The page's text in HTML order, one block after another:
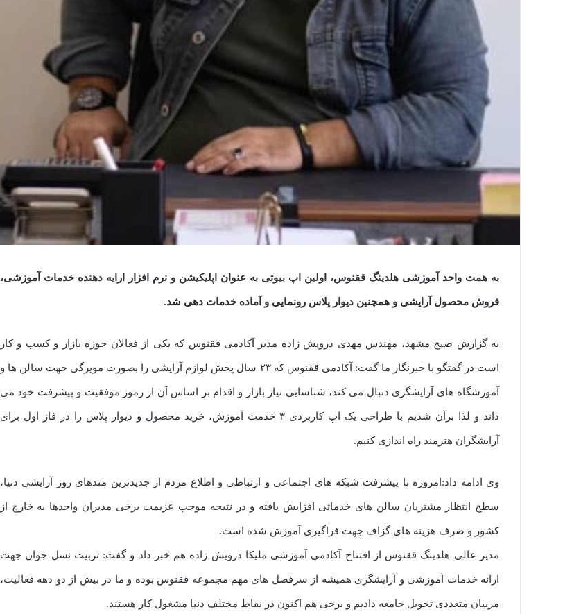
به همت واحد آموزشی هلدینگ ققنوس، اولین اپ بیوتی به عنوان اپلیکیشن و نرم افزار ارایه دهنده خدمات آموزشی،
فروش محصول آرایشی و همچنین دیوار پلاس رونمایی و آماده خدمات دهی شد.
به گزارش صبح مشهد، مهندس مهدی درویش زاده مدیر آکادمی ققنوس که یکی از فعالان حوزه بازار و کسب و کار
است در گفتگو با خبرنگار ما گفت: آکادمی ققنوس که ۲۳ سال پخش لوازم آرایشی را بصورت مویرگى جهت سالن ها و
آموزشگاه های آرایشگری دنبال می کند، شناسایی نیاز بازار و اقدام بر اساس آن از رموز موفقیت و پیشرفت خود می
داند و لذا برآن شدیم با طراحی یک اپ کاربردی ۳ خدمت آموزش، خرید محصول و دیوار پلاس را در فاز اول برای
آرایشگران هنرمند راه اندازی کنیم.
وی ادامه داد:امروزه با پیشرفت شبکه های اجتماعی و ارتباطی و اطلاع مردم از جدیدترین متدهای روز آرایشی دنیا،
سطح انتظار مشتریان سالن های خدماتی افزایش یافته و در نتیجه موجب عزیمت برخی مدیران واحدها به خارج از
کشور و صرف هزینه های گزاف جهت فراگیری آموزش شده است.
مدیر عالی هلدینگ ققنوس از افتتاح آکادمی آموزشی ملیکا درویش زاده هم خبر داد و گفت: تربیت نسل جوان جهت
ارائه خدمات آموزشی و آرایشگری همیشه از سرفصل های مهم مجموعه ققنوس بوده و ما در بیش از دو دهه فعالیت،
مربیان متعددی تحویل جامعه دادیم و برخی هم اکنون در نقاط مختلف دنیا مشغول کار هستند.